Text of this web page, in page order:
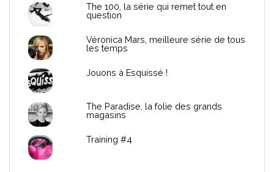
The 100, la série qui remet tout en
question
Véronica Mars, meilleure série de tous
les temps
Jouons à Esquissé !
The Paradise, la folie des grands
magasins
Training #4